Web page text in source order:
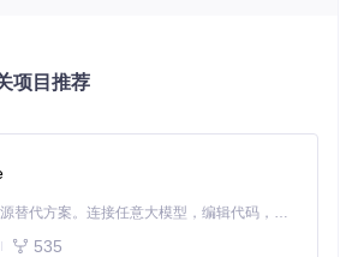
协作机器人系统平均需要3-4周的安装调
协作机器人技术创新的主要障碍，亟需一
打破现状。
模块化设计的五大创新突破
项目推荐
Claude Code 的开源替代方案。连接任意大模型，编辑代码，运行命令，自动验证 — 全自动执行。用 Rust 构建，极致性能。 ｜ An open-source alternative to Claude Code. Connect any LLM, edit code, run commands, and verify changes — autonomously. Built in Rust for speed. Get Started
535